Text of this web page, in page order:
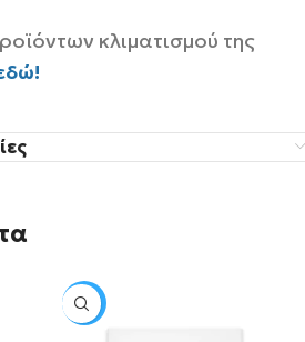
κλιματισμού της
SALE